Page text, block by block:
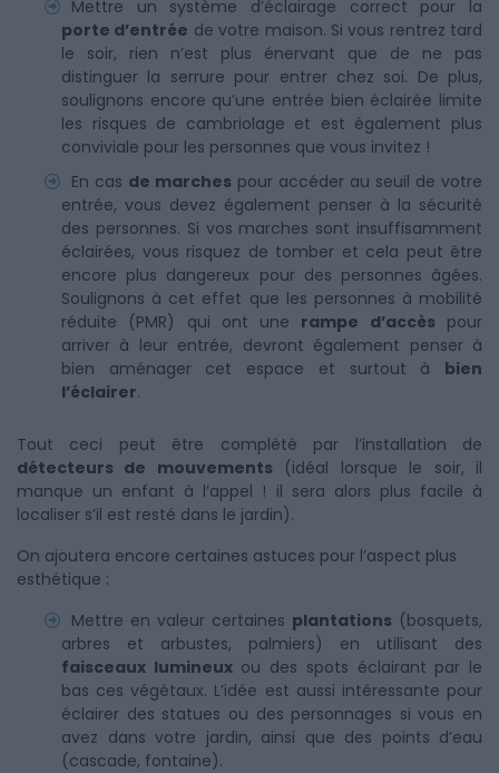
Mettre un système d’éclairage correct pour la
porte d’entrée de votre maison. Si vous rentrez tard
le soir, rien n’est plus énervant que de ne pas
distinguer la serrure pour entrer chez soi. De plus,
soulignons encore qu’une entrée bien éclairée limite
les risques de cambriolage et est également plus
conviviale pour les personnes que vous invitez !
En cas de marches pour accéder au seuil de votre
entrée, vous devez également penser à la sécurité
des personnes. Si vos marches sont insuffisamment
éclairées, vous risquez de tomber et cela peut être
encore plus dangereux pour des personnes âgées.
Soulignons à cet effet que les personnes à mobilité
réduite (PMR) qui ont une rampe d’accès pour
arriver à leur entrée, devront également penser à
bien aménager cet espace et surtout à bien
l’éclairer.
Tout ceci peut être complété par l’installation de
détecteurs de mouvements (idéal lorsque le soir, il
manque un enfant à l’appel ! il sera alors plus facile à
localiser s’il est resté dans le jardin).
On ajoutera encore certaines astuces pour l’aspect plus
esthétique :
Mettre en valeur certaines plantations (bosquets,
arbres et arbustes, palmiers) en utilisant des
faisceaux lumineuxou des spots éclairant par le
bas ces végétaux. L’idée est aussi intéressante pour
éclairer des statues ou des personnages si vous en
avez dans votre jardin, ainsi que des points d’eau
(cascade, fontaine).